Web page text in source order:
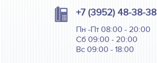
+7 (3952) 48-38-38
Пн -Пт 08:00 - 20:00
Сб 09:00 - 20:00
Вс 09:00 - 18:00